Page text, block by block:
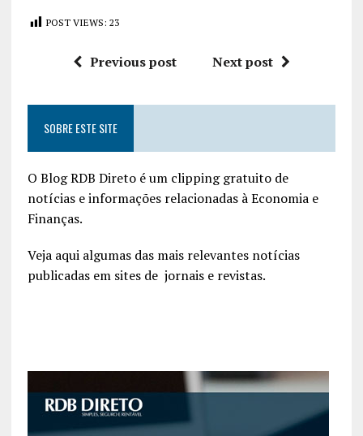
POST VIEWS: 23
Previous post Next post
SOBRE ESTE SITE
O Blog RDB Direto é um clipping gratuito de
notícias e informações relacionadas à Economia e
Finanças.
Veja aqui algumas das mais relevantes notícias
publicadas em sites de jornais e revistas.